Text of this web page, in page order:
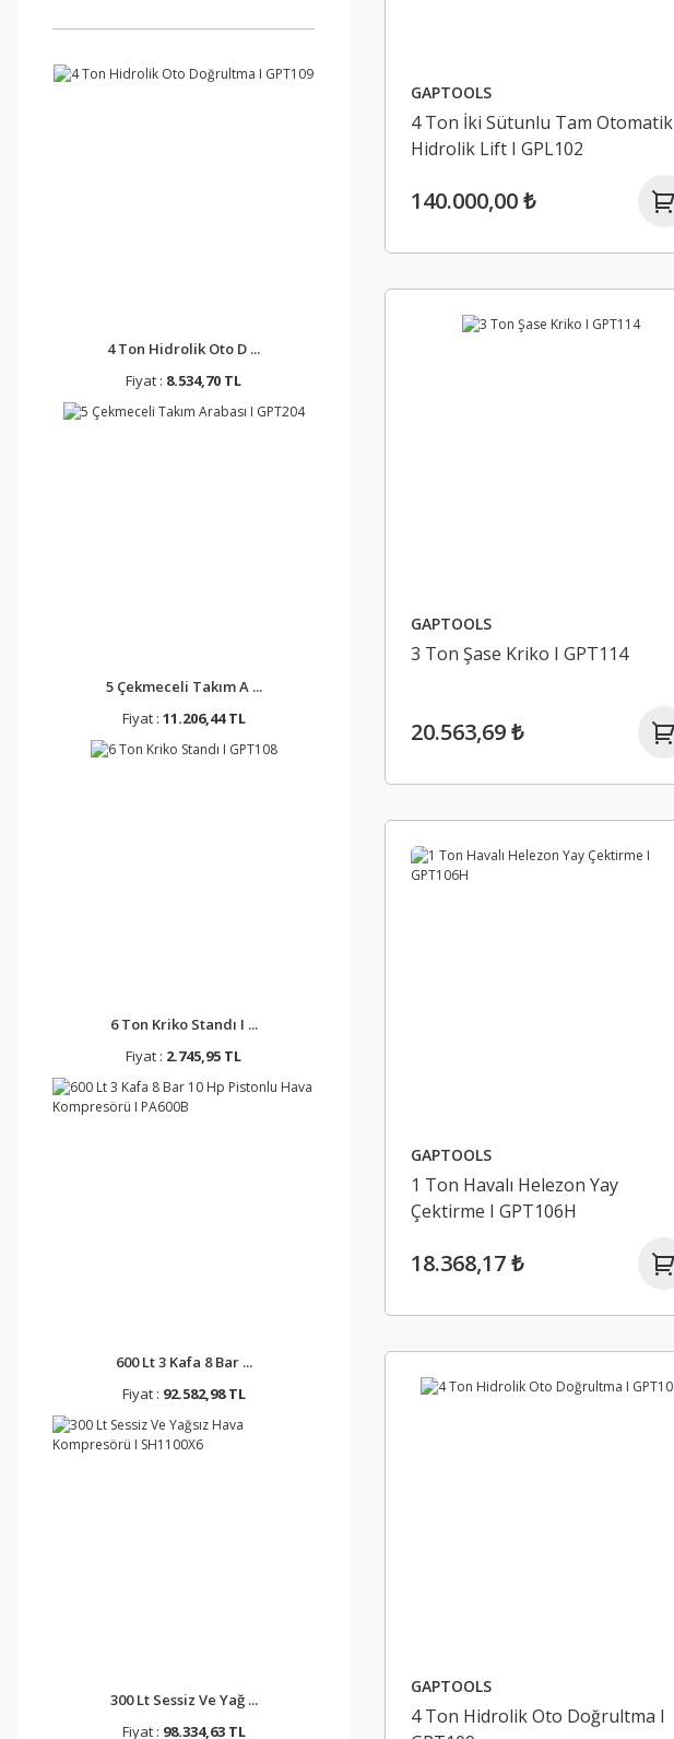
4 Ton Hidrolik Oto D ...
Fiyat : 8.534,70 TL
5 Çekmeceli Takım A ...
Fiyat : 11.206,44 TL
6 Ton Kriko Standı I ...
Fiyat : 2.745,95 TL
600 Lt 3 Kafa 8 Bar ...
Fiyat : 92.582,98 TL
300 Lt Sessiz Ve Yağ ...
Fiyat : 98.334,63 TL
GAPTOOLS
4 Ton İki Sütunlu Tam Otomatik
Hidrolik Lift I GPL102
140.000,00 ₺
GAPTOOLS
3 Ton Şase Kriko I GPT114
20.563,69 ₺
GAPTOOLS
1 Ton Havalı Helezon Yay
Çektirme I GPT106H
18.368,17 ₺
GAPTOOLS
4 Ton Hidrolik Oto Doğrultma I